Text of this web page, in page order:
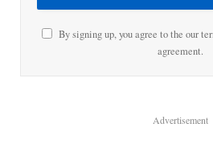
By signing up, you agree to the our
agreement.
Advertisement